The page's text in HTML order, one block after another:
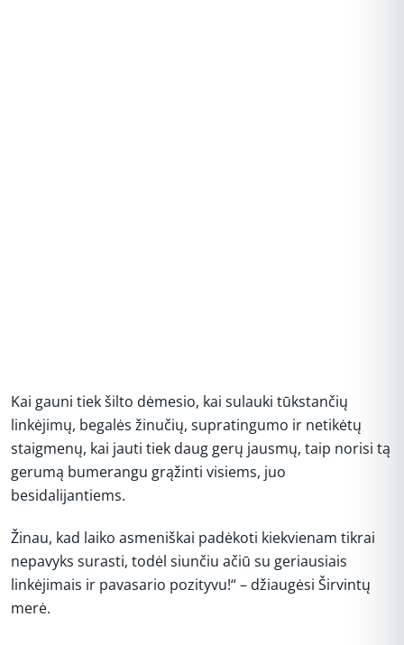
Kai gauni tiek šilto dėmesio, kai sulauki tūkstančių
linkėjimų, begalės žinučių, supratingumo ir netikėtų
staigmenų, kai jauti tiek daug gerų jausmų, taip norisi tą
gerumą bumerangu grąžinti visiems, juo
besidalijantiems.
Žinau, kad laiko asmeniškai padėkoti kiekvienam tikrai
nepavyks surasti, todėl siunčiu ačiū su geriausiais
linkėjimais ir pavasario pozityvu!“ – džiaugėsi Širvintų
merė.